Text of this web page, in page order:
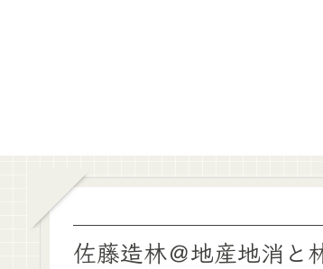
佐藤造林＠地産地消と